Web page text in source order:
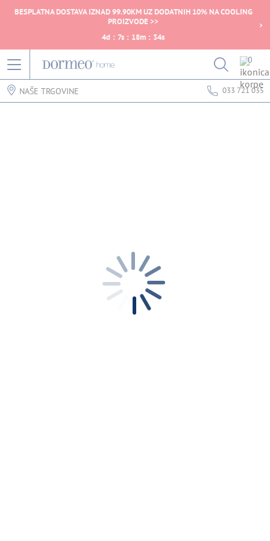
BESPLATNA DOSTAVA IZNAD 99.90KM UZ DODATNIH 10% NA COOLING
PROIZVODE >>
4d : 7s : 18m : 34s
0
NAŠE TRGOVINE 033 721 035